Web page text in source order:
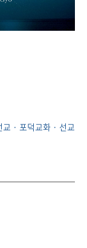
교 · 포덕교화 · 선교